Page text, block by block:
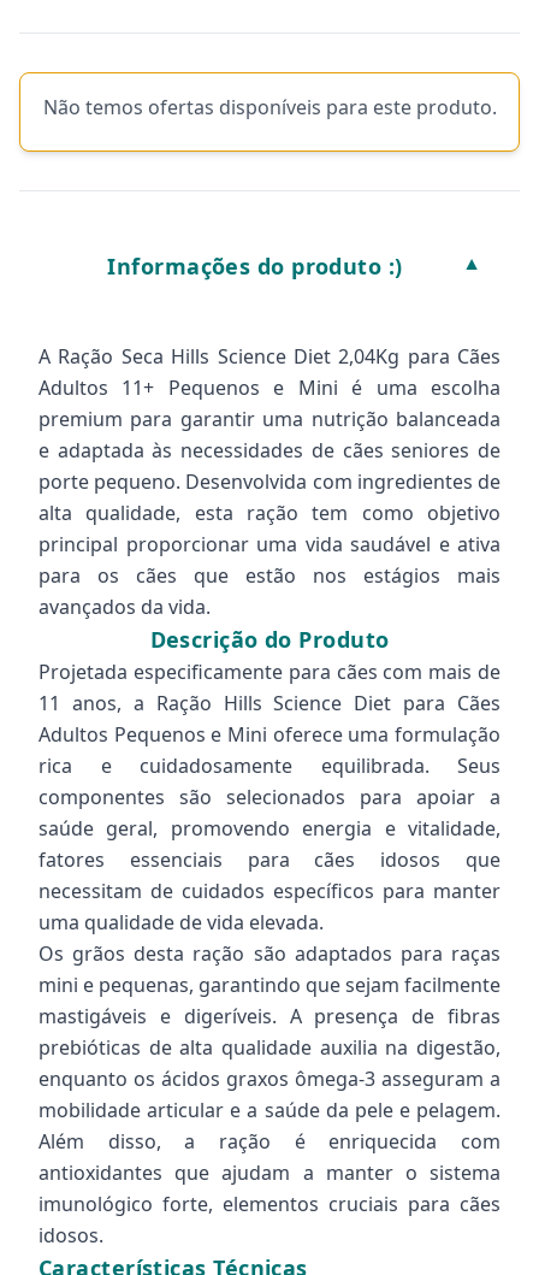
Não temos ofertas disponíveis para este produto.
Informações do produto :) ▼
A Ração Seca Hills Science Diet 2,04Kg para Cães
Adultos 11+ Pequenos e Mini é uma escolha
premium para garantir uma nutrição balanceada
e adaptada às necessidades de cães seniores de
porte pequeno. Desenvolvida com ingredientes de
alta qualidade, esta ração tem como objetivo
principal proporcionar uma vida saudável e ativa
para os cães que estão nos estágios mais
avançados da vida.
Descrição do Produto
Projetada especificamente para cães com mais de
11 anos, a Ração Hills Science Diet para Cães
Adultos Pequenos e Mini oferece uma formulação
rica e cuidadosamente equilibrada. Seus
componentes são selecionados para apoiar a
saúde geral, promovendo energia e vitalidade,
fatores essenciais para cães idosos que
necessitam de cuidados específicos para manter
uma qualidade de vida elevada.
Os grãos desta ração são adaptados para raças
mini e pequenas, garantindo que sejam facilmente
mastigáveis e digeríveis. A presença de fibras
prebióticas de alta qualidade auxilia na digestão,
enquanto os ácidos graxos ômega-3 asseguram a
mobilidade articular e a saúde da pele e pelagem.
Além disso, a ração é enriquecida com
antioxidantes que ajudam a manter o sistema
imunológico forte, elementos cruciais para cães
idosos.
Características Técnicas